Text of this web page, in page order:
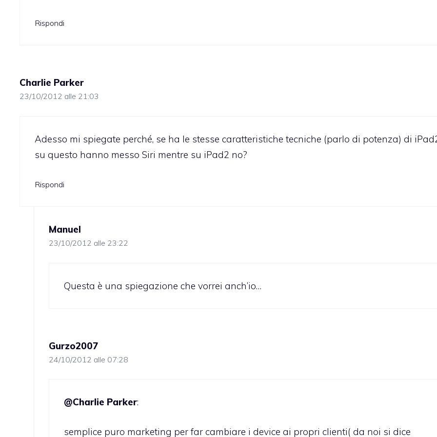
Rispondi
Charlie Parker
23/10/2012 alle 21:03
Adesso mi spiegate perché, se ha le stesse caratteristiche tecniche (parlo di potenza) di
su questo hanno messo Siri mentre su iPad2 no?
Rispondi
Manuel
23/10/2012 alle 23:22
Questa è una spiegazione che vorrei anch’io…
Gurzo2007
24/10/2012 alle 07:28
@Charlie Parker:
semplice puro marketing per far cambiare i device ai propri clienti( da noi si dice